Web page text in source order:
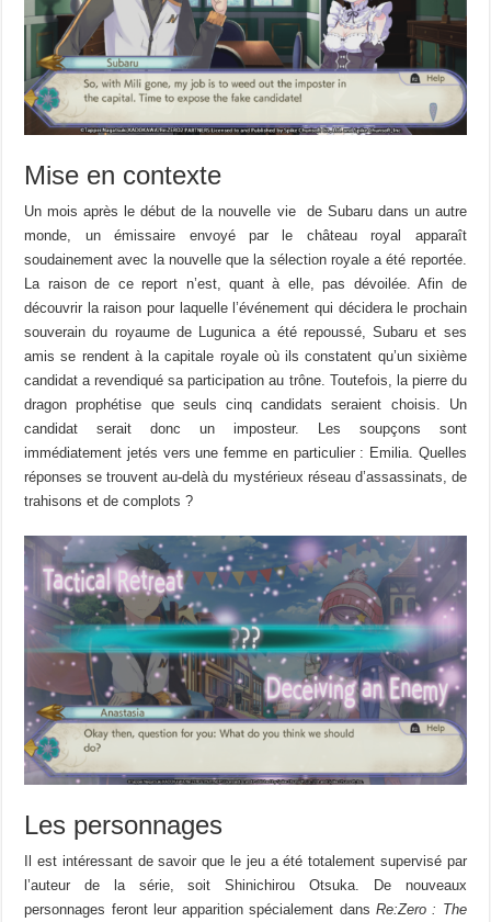
Mise en contexte
Un mois après le début de la nouvelle vie de Subaru dans un autre
monde, un émissaire envoyé par le château royal apparaît
soudainement avec la nouvelle que la sélection royale a été reportée.
La raison de ce report n’est, quant à elle, pas dévoilée. Afin de
découvrir la raison pour laquelle l’événement qui décidera le prochain
souverain du royaume de Lugunica a été repoussé, Subaru et ses
amis se rendent à la capitale royale où ils constatent qu’un sixième
candidat a revendiqué sa participation au trône. Toutefois, la pierre du
dragon prophétise que seuls cinq candidats seraient choisis. Un
candidat serait donc un imposteur. Les soupçons sont
immédiatement jetés vers une femme en particulier : Emilia. Quelles
réponses se trouvent au-delà du mystérieux réseau d’assassinats, de
trahisons et de complots ?
Les personnages
Il est intéressant de savoir que le jeu a été totalement supervisé par
l’auteur de la série, soit Shinichirou Otsuka. De nouveaux
personnages feront leur apparition spécialement dansRe:Zero : The